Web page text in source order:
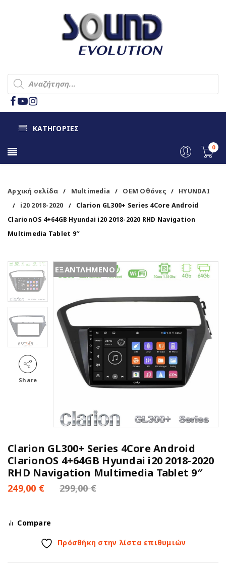
ΚΑΤΗΓΟΡΙΕΣ
0
Αρχική σελίδα / Multimedia / OEM Οθόνες / HYUNDAI
/ i20 2018-2020 /
Clarion GL300+ Series 4Core Android
ClarionOS 4+64GB Hyundai i20 2018-2020 RHD Navigation
Multimedia Tablet 9″
Share
ΕΞΑΝΤΛΗΜΕΝΟ
Clarion GL300+ Series 4Core Android
ClarionOS 4+64GB Hyundai i20 2018-2020
RHD Navigation Multimedia Tablet 9″
299,00€
249,00 €
Compare
Πρόσθήκη στην λίστα επιθυμιών